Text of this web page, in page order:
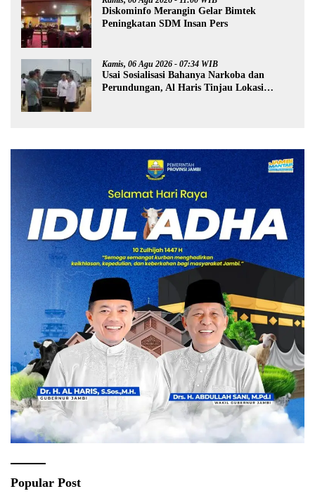
Diskominfo Merangin Gelar Bimtek
Peningkatan SDM Insan Pers
Kamis, 06 Agu 2026 - 07:34 WIB
Usai Sosialisasi Bahanya Narkoba dan
Perundungan, Al Haris Tinjau Lokasi
Popular Post